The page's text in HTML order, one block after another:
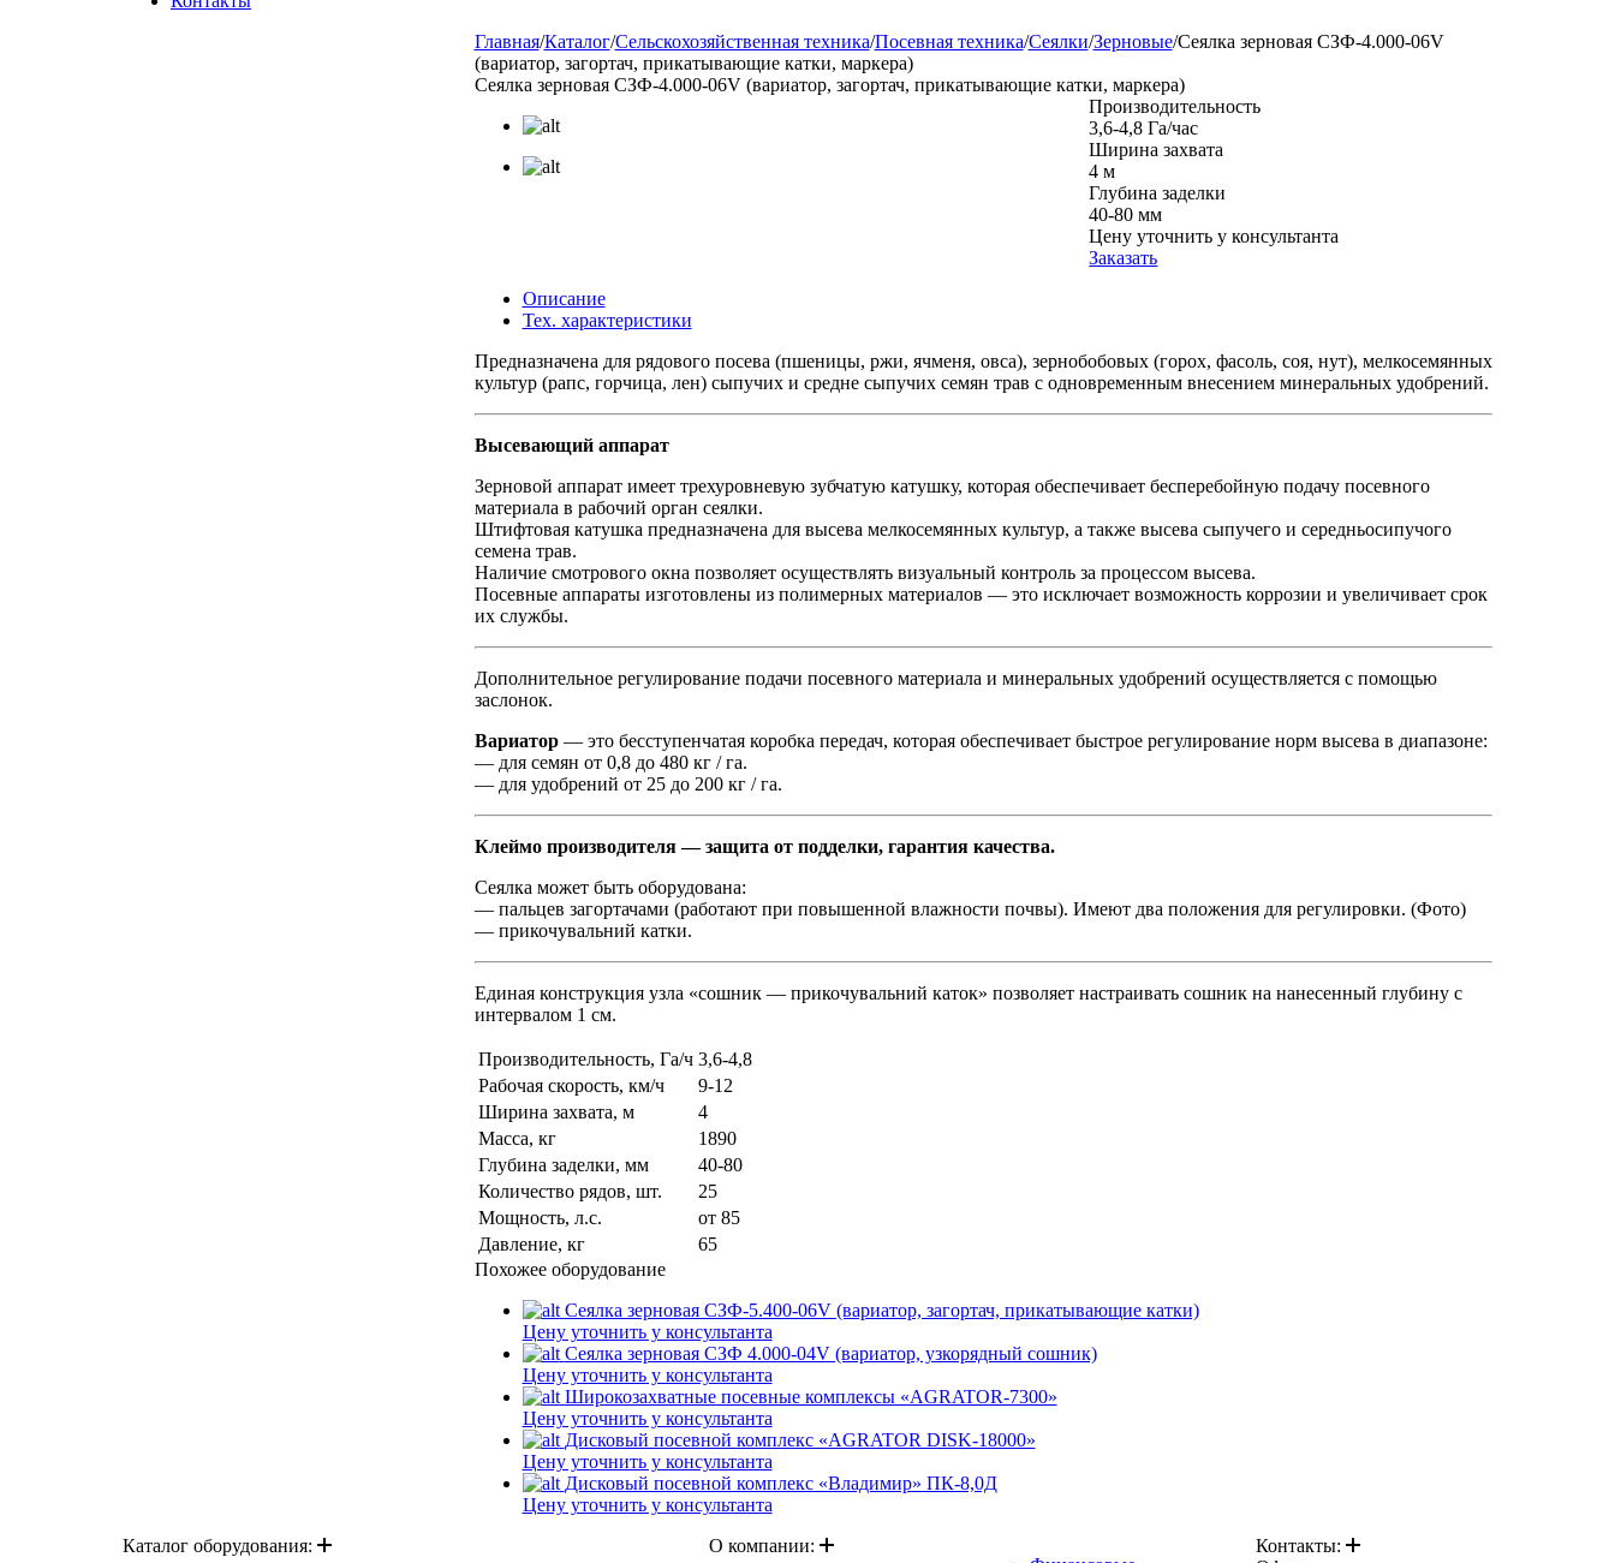
Главная/Каталог/Сельскохозяйственная техника/Посевная техника/Сеялки/Зерновые/Сеялка зерновая СЗФ-4.000-06V
(вариатор, загортач, прикатывающие катки, маркера)
Сеялка зерновая СЗФ-4.000-06V (вариатор, загортач, прикатывающие катки, маркера)
Производительность
3,6-4,8 Га/час
Ширина захвата
4 м
Глубина заделки
40-80 мм
Цену уточнить у консультанта
Заказать
Описание
Тех. характеристики
Предназначена для рядового посева (пшеницы, ржи, ячменя, овса), зернобобовых (горох, фасоль, соя, нут), мелкосемянных
культур (рапс, горчица, лен) сыпучих и средне сыпучих семян трав с одновременным внесением минеральных удобрений.
Высевающий аппарат
Зерновой аппарат имеет трехуровневую зубчатую катушку, которая обеспечивает бесперебойную подачу посевного
материала в рабочий орган сеялки.
Штифтовая катушка предназначена для высева мелкосемянных культур, а также высева сыпучего и середньосипучого
семена трав.
Наличие смотрового окна позволяет осуществлять визуальный контроль за процессом высева.
Посевные аппараты изготовлены из полимерных материалов — это исключает возможность коррозии и увеличивает срок
их службы.
Дополнительное регулирование подачи посевного материала и минеральных удобрений осуществляется с помощью
заслонок.
Вариатор— это бесступенчатая коробка передач, которая обеспечивает быстрое регулирование норм высева в диапазоне:
— для семян от 0,8 до 480 кг / га.
— для удобрений от 25 до 200 кг / га.
Клеймо производителя — защита от подделки, гарантия качества.
Сеялка может быть оборудована:
— пальцев загортачами (работают при повышенной влажности почвы). Имеют два положения для регулировки. (Фото)
— прикочувальний катки.
Единая конструкция узла «сошник — прикочувальний каток» позволяет настраивать сошник на нанесенный глубину с
интервалом 1 см.
Производительность, Га/ч 3,6-4,8
Рабочая скорость, км/ч
9-12
Ширина захвата, м
4
Масса, кг
1890
Глубина заделки, мм
40-80
Количество рядов, шт.
25
Мощность, л.с.
от 85
Давление, кг
65
Похожее оборудование
Сеялка зерновая СЗФ-5.400-06V (вариатор, загортач, прикатывающие катки)
Цену уточнить у консультанта
Сеялка зерновая СЗФ 4.000-04V (вариатор, узкорядный сошник)
Цену уточнить у консультанта
Широкозахватные посевные комплексы «AGRATOR-7300»
Цену уточнить у консультанта
Дисковый посевной комплекс «AGRATOR DISK-18000»
Цену уточнить у консультанта
Дисковый посевной комплекс «Владимир» ПК-8,0Д
Цену уточнить у консультанта
Каталог оборудования:
О компании:
Контакты: